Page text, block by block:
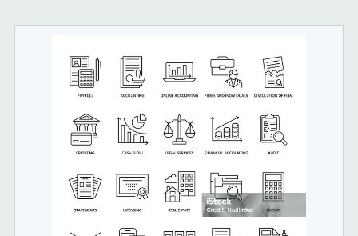
Vectori
Videouri